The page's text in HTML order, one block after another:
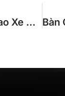
Bàn Giao Xe KIA GRANBIRD 47 Chổ Cho Khách Hàng Ở TPHCM